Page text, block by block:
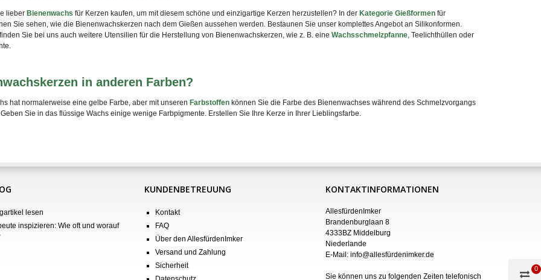
lieber Bienenwachs für Kerzen kaufen, um mit diesem schöne und einzigartige Kerzen herzustellen? In der Kategorie Gießformen für
Sie sehen, wie die Bienenwachskerzen nach dem Gießen aussehen werden. Bestaunen Sie unser komplettes Angebot an Silikonformen.
Sie bei uns auch weitere Utensilien für die Herstellung von Bienenwachskerzen, wie z. B. eine Wachsschmelzpfanne, Teelichthüllen oder
in anderen Farben?
hat normalerweise eine gelbe Farbe, aber mit unseren Farbstoffen können Sie die Farbe des Bienenwachses während des Schmelzvorgangs
Sie in das flüssige Wachs einige wenige Farbpigmente. Erstellen Sie Ihre Kerze in Ihrer Lieblingsfarbe.
lesen
inspizieren: Wie oft und worauf
KUNDENBETREUUNG
Kontakt
FAQ
Über den AllesfürdenImker
Versand und Zahlung
Sicherheit
KONTAKTINFORMATIONEN
AllesfürdenImker
Brandenburglaan 8
4333BZ Middelburg
Niederlande
E-Mail: info@allesfürdenimker.de
Sie können uns zu folgenden Zeiten telefonisch
0